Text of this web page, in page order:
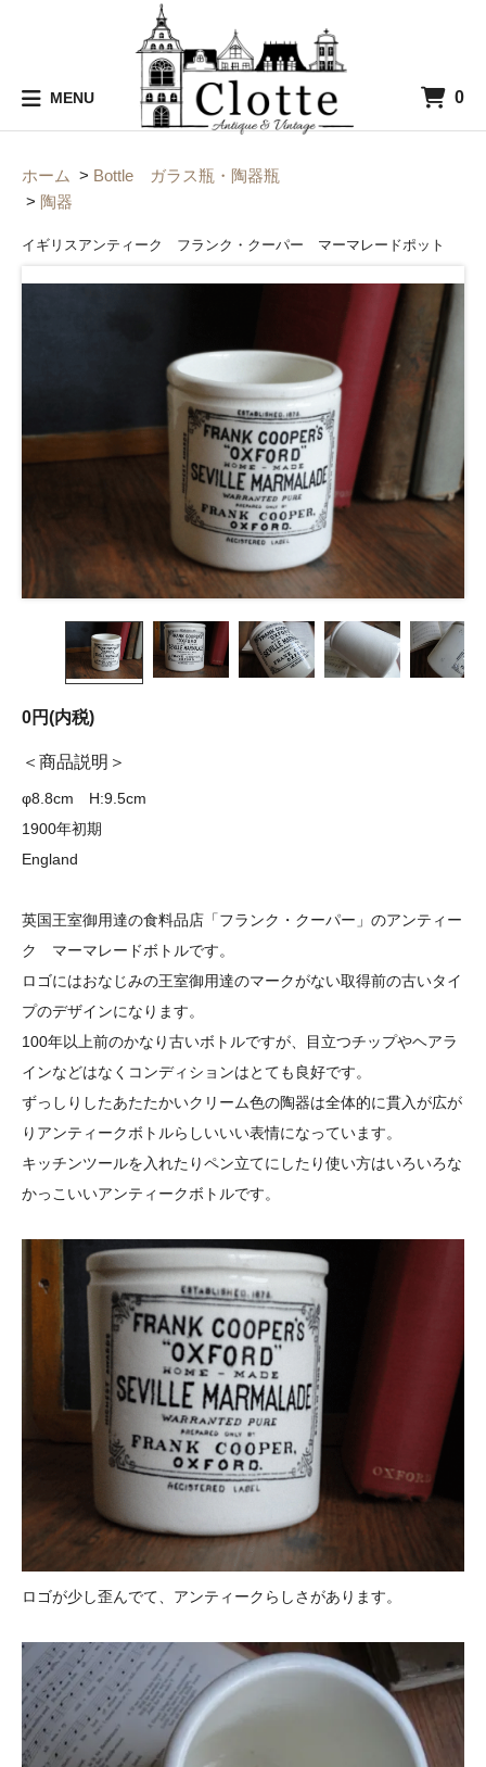
MENU 0
ホーム > Bottle ガラス瓶・陶器瓶
> 陶器
イギリスアンティーク フランク・クーパー マーマレードポット
0円(内税)
商品説明
φ8.8cm H:9.5cm
1900年初期
England
英国王室御用達の食料品店「フランク・クーパー」のアンティー
ク マーマレードボトルです。
ロゴにはおなじみの王室御用達のマークがない取得前の古いタイ
プのデザインになります。
100年以上前のかなり古いボトルですが、目立つチップやヘアラ
インなどはなくコンディションはとても良好です。
ずっしりしたあたたかいクリーム色の陶器は全体的に貫入が広が
りアンティークボトルらしいいい表情になっています。
キッチンツールを入れたりペン立てにしたり使い方はいろいろな
かっこいいアンティークボトルです。
ロゴが少し歪んでて、アンティークらしさがあります。